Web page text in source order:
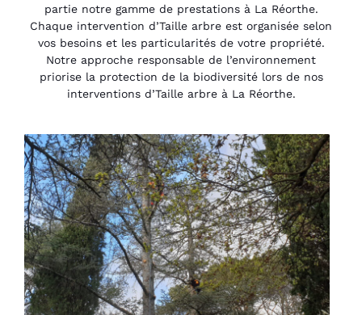
partie notre gamme de prestations à La Réorthe.
Chaque intervention d’Taille arbre est organisée selon
vos besoins et les particularités de votre propriété.
Notre approche responsable de l’environnement
priorise la protection de la biodiversité lors de nos
interventions d’Taille arbre à La Réorthe.